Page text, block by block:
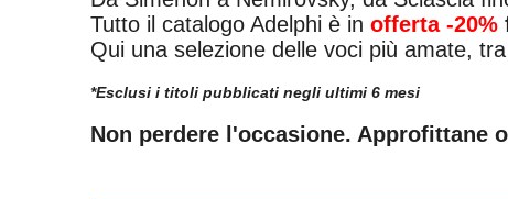
Tutto il catalogo Adelphi è in offerta -20%
Qui una selezione delle voci più amate,
*Esclusi i titoli pubblicati negli ultimi 6 mesi
Non perdere l'occasione. Approfittane